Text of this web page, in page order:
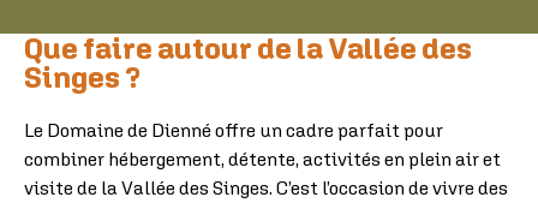
Que faire autour de la Vallée des
Singes ?
Le Domaine de Dienné offre un cadre parfait pour
combiner hébergement, détente, activités en plein air et
visite de la Vallée des Singes. C’est l’occasion de vivre des